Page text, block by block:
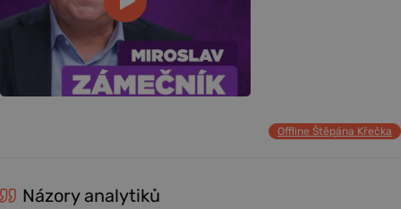
Offline Štěpána Křečka
Názory analytiků